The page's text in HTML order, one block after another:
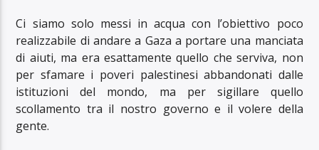
Ci siamo solo messi in acqua con l’obiettivo poco
realizzabile di andare a Gaza a portare una manciata
di aiuti, ma era esattamente quello che serviva, non
per sfamare i poveri palestinesi abbandonati dalle
istituzioni del mondo, ma per sigillare quello
scollamento tra il nostro governo e il volere della
gente.